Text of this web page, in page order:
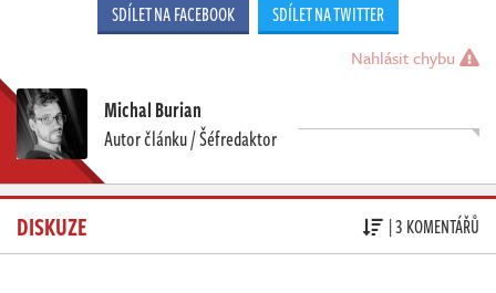
SDÍLET NA FACEBOOK SDÍLET NA TWITTER
Nahlásit chybu
Michal Burian
Autor článku / Šéfredaktor
DISKUZE | 3 KOMENTÁŘŮ